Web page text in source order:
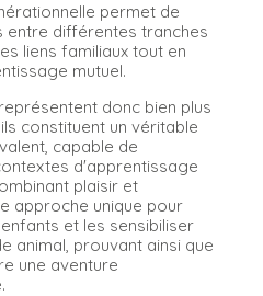
permet de
entre différentes tranches
liens familiaux tout en
mutuel.
donc bien plus
constituent un véritable
capable de
d'apprentissage
plaisir et
approche unique pour
et les sensibiliser
animal, prouvant ainsi que
une aventure